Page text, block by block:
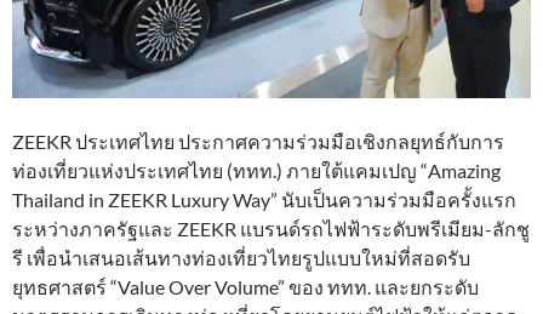
ZEEKR ประเทศไทย ประกาศความร่วมมือเชิงกลยุทธ์กับการ
ท่องเที่ยวแห่งประเทศไทย (ททท.) ภายใต้แคมเปญ “Amazing
Thailand in ZEEKR Luxury Way” นับเป็นความร่วมมือครั้งแรก
ระหว่างภาครัฐและ ZEEKR แบรนด์รถไฟฟ้าระดับพรีเมียม-ลักชู
รี เพื่อนำเสนอเส้นทางท่องเที่ยวไทยรูปแบบใหม่ที่สอดรับ
ยุทธศาสตร์ “Value Over Volume” ของ ททท. และยกระดับ